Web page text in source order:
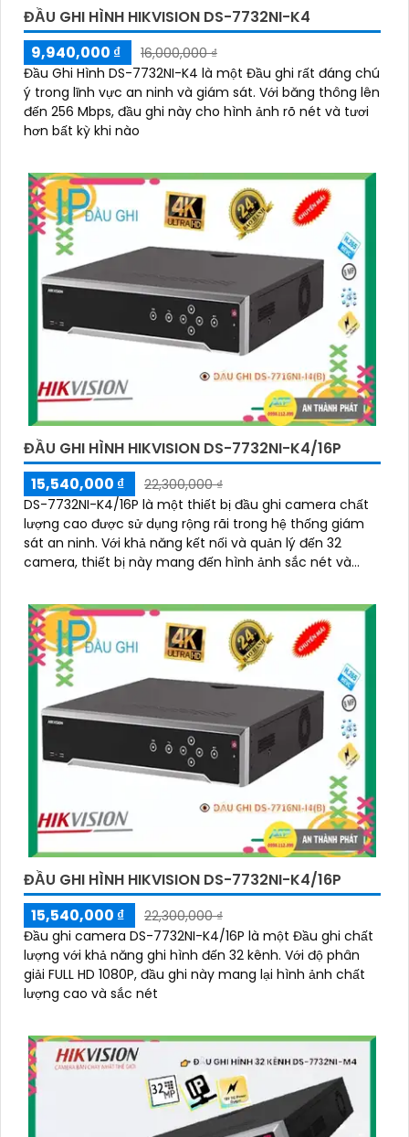
ĐẦU GHI HÌNH HIKVISION DS-7732NI-K4
9,940,000 ₫
16,000,000 ₫
Đầu Ghi Hình DS-7732NI-K4 là một Đầu ghi rất đáng chú
ý trong lĩnh vực an ninh và giám sát. Với băng thông lên
đến 256 Mbps, đầu ghi này cho hình ảnh rõ nét và tươi
hơn bất kỳ khi nào
ĐẦU GHI HÌNH HIKVISION DS-7732NI-K4/16P
15,540,000 ₫
22,300,000 ₫
DS-7732NI-K4/16P là một thiết bị đầu ghi camera chất
lượng cao được sử dụng rộng rãi trong hệ thống giám
sát an ninh. Với khả năng kết nối và quản lý đến 32
camera, thiết bị này mang đến hình ảnh sắc nét và
ĐẦU GHI HÌNH HIKVISION DS-7732NI-K4/16P
15,540,000 ₫
22,300,000 ₫
Đầu ghi camera DS-7732NI-K4/16P là một Đầu ghi chất
lượng với khả năng ghi hình đến 32 kênh. Với độ phân
giải FULL HD 1080P, đầu ghi này mang lại hình ảnh chất
lượng cao và sắc nét